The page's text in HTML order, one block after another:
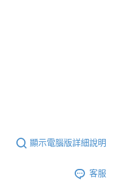
顯示電腦版詳細說明
客服